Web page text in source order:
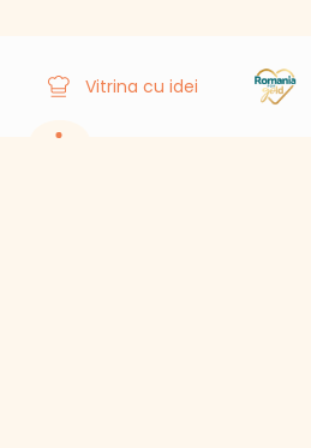
Vitrina cu idei